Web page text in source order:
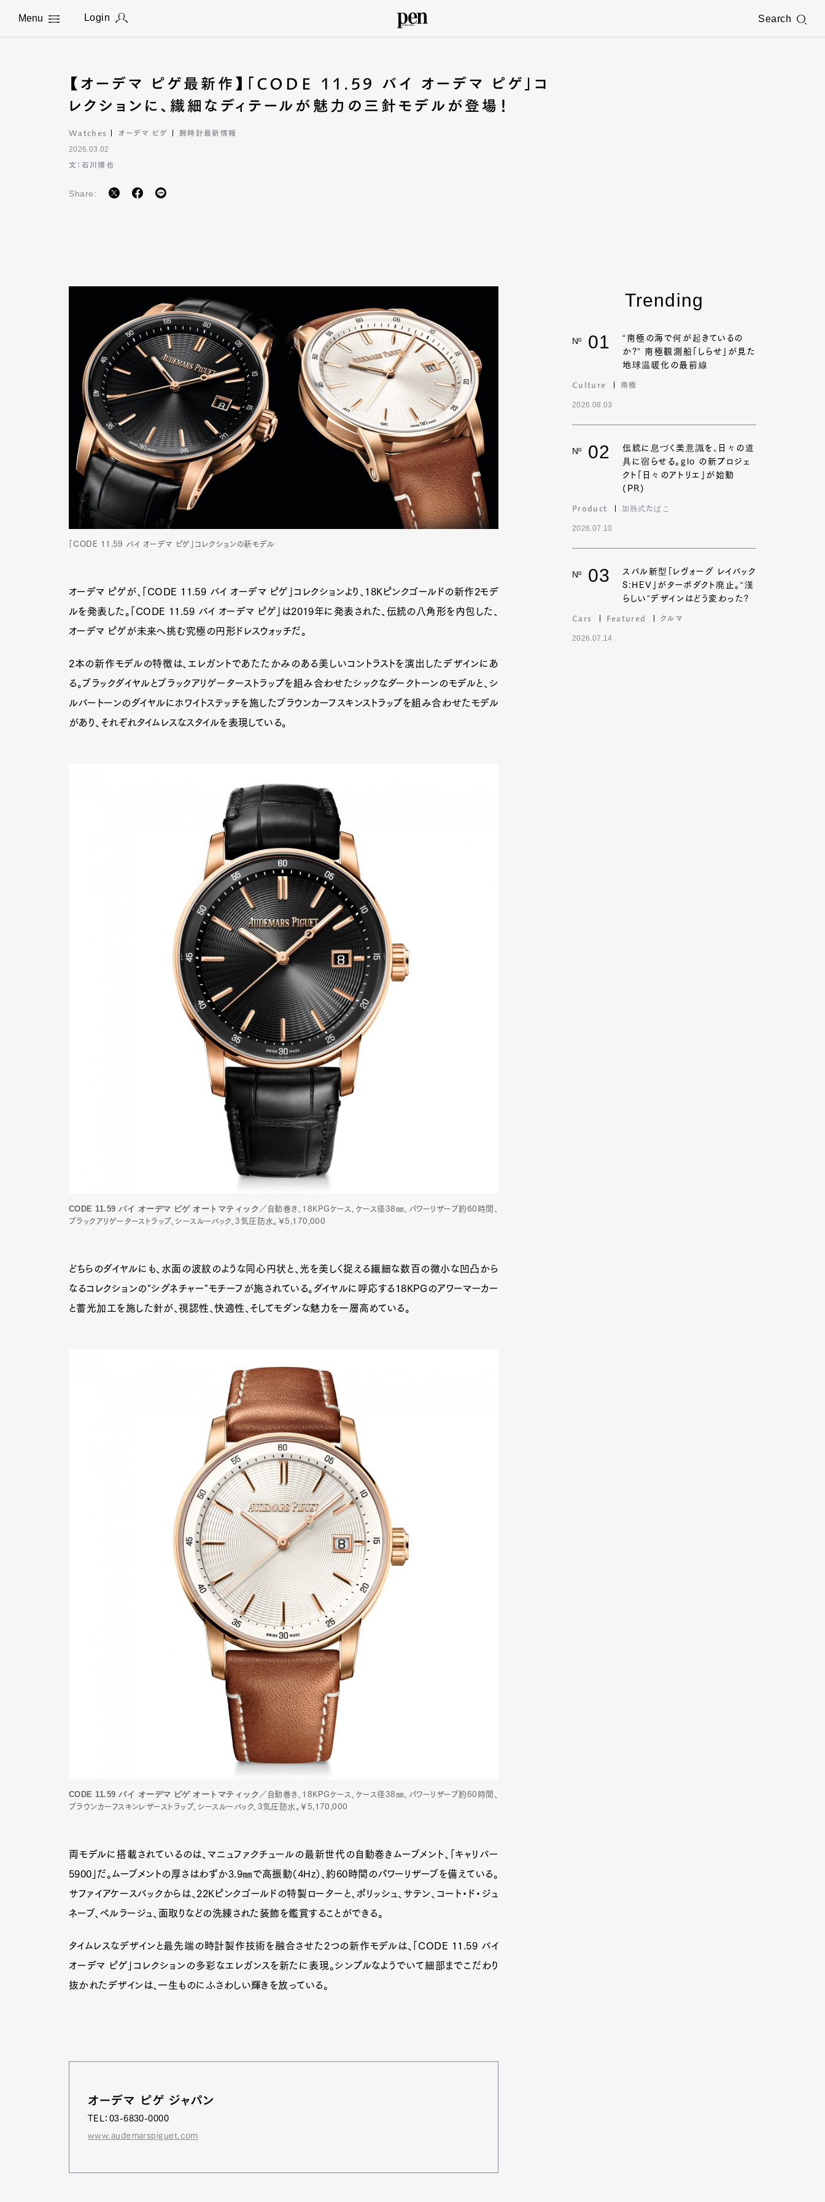
Menu Login Search
Close
Art&Design Watch
Pen Membership Magazine
Pen Meet Pen international
【オーデマ ピゲ最新作】「CODE 11.59 バイ オーデマ ピゲ」コ
レクションに、繊細なディテールが魅力の三針モデルが登場！
Watches オーデマ ピゲ 腕時計最新情報
2026.03.02
文：石川博也
Share:
「CODE 11.59 バイ オーデマ ピゲ」コレクションの新モデル
オーデマ ピゲが、「CODE 11.59 バイ オーデマ ピゲ」コレクションより、18Kピンクゴールドの新作2モデ
ルを発表した。「CODE 11.59 バイ オーデマ ピゲ」は2019年に発表された、伝統の八角形を内包した、
オーデマ ピゲが未来へ挑む究極の円形ドレスウォッチだ。
2本の新作モデルの特徴は、エレガントであたたかみのある美しいコントラストを演出したデザインにあ
る。ブラックダイヤルとブラックアリゲーターストラップを組み合わせたシックなダークトーンのモデルと、シ
ルバートーンのダイヤルにホワイトステッチを施したブラウンカーフスキンストラップを組み合わせたモデル
があり、それぞれタイムレスなスタイルを表現している。
CODE 11.59 バイ オーデマ ピゲ オートマティック ／自動巻き、18KPGケース、ケース径38㎜、パワーリザーブ約60時間、
ブラックアリゲーターストラップ、シースルーバック、3気圧防水。￥5,170,000
どちらのダイヤルにも、水面の波紋のような同心円状と、光を美しく捉える繊細な数百の微小な凹凸から
なるコレクションの"シグネチャー"モチーフが施されている。ダイヤルに呼応する18KPGのアワーマーカー
と蓄光加工を施した針が、視認性、快適性、そしてモダンな魅力を一層高めている。
CODE 11.59 バイ オーデマ ピゲ オートマティック ／自動巻き、18KPGケース、ケース径38㎜、パワーリザーブ約60時間、
ブラウンカーフスキンレザーストラップ、シースルーバック、3気圧防水。￥5,170,000
両モデルに搭載されているのは、マニュファクチュールの最新世代の自動巻きムーブメント、「キャリバー
5900」だ。ムーブメントの厚さはわずか3.9㎜で高振動（4Hz）、約60時間のパワーリザーブを備えている。
サファイアケースバックからは、22Kピンクゴールドの特製ローターと、ポリッシュ、サテン、コート・ド・ジュ
ネーブ、ペルラージュ、面取りなどの洗練された装飾を鑑賞することができる。
タイムレスなデザインと最先端の時計製作技術を融合させた2つの新作モデルは、「CODE 11.59 バイ
オーデマ ピゲ」コレクションの多彩なエレガンスを新たに表現。シンプルなようでいて細部までこだわり
抜かれたデザインは、一生ものにふさわしい輝きを放っている。
オーデマ ピゲ ジャパン
TEL：03-6830-0000
www.audemarspiguet.com
Trending
Nº 01
“南極の海で何が起きているの
か?” 南極観測船「しらせ」が見た
地球温暖化の最前線
Culture 南極
2026.08.03
Nº 02
伝統に息づく美意識を、日々の道
具に宿らせる。glo の新プロジェ
クト「日々のアトリエ」が始動
(PR)
Product 加熱式たばこ
2026.07.10
Nº 03
スバル新型「レヴォーグ レイバック
S:HEV」がターボダクト廃止。“漢
らしい”デザインはどう変わった?
Cars Featured クルマ
2026.07.14